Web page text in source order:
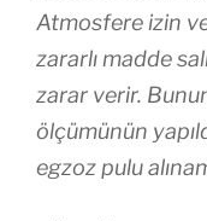
Atmosfere izin
zararlı madde
zarar verir.
ölçümünün
egzoz pulu